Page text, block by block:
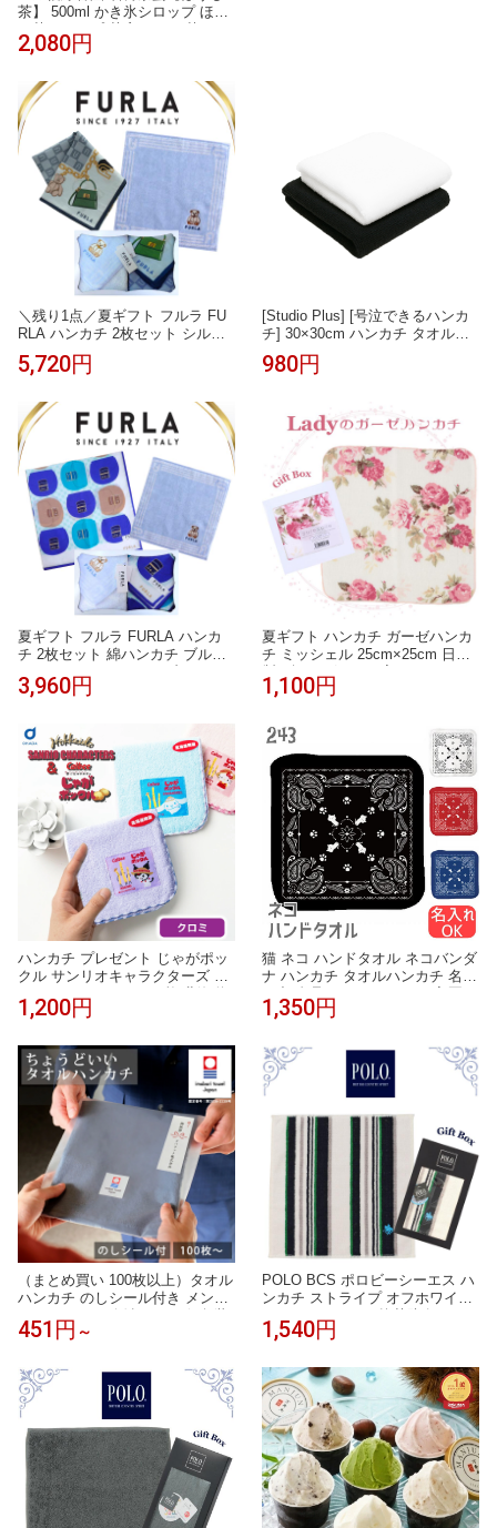
茶】 500ml かき氷シロップ ほう
じ茶シロップ 茶蜜 ほうじ茶ラテ
牛乳割り アイス・コーヒーゼリ
2,080円
＼残り1点／夏ギフト フルラ FU
RLA ハンカチ 2枚セット シルク
混ハンカチ ブルー 58cm 大判 タ
オルハンカチ ブルー 23cm 高級
ド ギフト プレゼント 女性 人気
おしゃれ フェミニン スタイリッ
シュ ラッピング対応 誕生日 お礼
お返し お祝い
5,720円
[Studio Plus] [号泣できるハンカ
チ] 30×30cm ハンカチ タオル地
厚手 泣くシーンで活躍 結婚式 葬
式 冠婚葬祭 入園式 卒園式 入学
980円
夏ギフト フルラ FURLA ハンカ
チ 2枚セット 綿ハンカチ ブルー
50cm タオルハンカチ ブルー 23c
m 高級 海外 イタリア レディース
人気 おしゃれ かわいい フェミニ
ン スタイリッシュ ラッピング対
応 誕生日 お礼 お返し お祝い
3,960円
夏ギフト ハンカチ ガーゼハンカ
チ ミッシェル 25cm×25cm 日本
製 ギフトボックス入り レディー
ス ギフト プレゼント 女性 赤ち
日 お礼 お返し お祝い ノベルテ
ィ 贈答品 敬老の日 タオルギフト
1,100円
ハンカチ プレゼント じゃがポッ
クル サンリオキャラクターズ 織
ネームタオル クロミ 1枚 北海道
限定 タオル ハンカチ キティちゃ
土産 プレゼント ギフト かわいい
レディース 子供 北海道土産 父の
日 【パケ】
1,200円
猫 ネコ ハンドタオル ネコバンダ
ナ ハンカチ タオルハンカチ 名入
れ 記念品 アニバーサリー 入園
入学 卒園 卒業 入学祝い 還暦 卒
雑貨 かわいい グッズ プレゼント
ギフト
1,350円
（まとめ買い 100枚以上）タオル
ハンカチ のしシール付き メンズ
ギフト まとめ買い 22.5×23cm レ
退職 Tps-152-100set-nosi［タバ
ラット］
451円 ～
POLO BCS ポロビーシーエス ハ
ンカチ ストライプ オフホワイト
ルハンカチ ハンドタオル ギフト
ド ギフト プレゼント 男性 人気
おしゃれ ラッピング対応 誕生日
お礼 お返し お祝い 贈答品 ノベ
ルティ
1,540円